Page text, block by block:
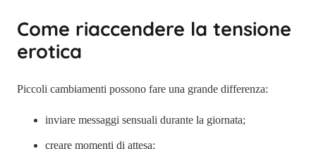
Come riaccendere la tensione
erotica
Piccoli cambiamenti possono fare una grande differenza:
inviare messaggi sensuali durante la giornata;
creare momenti di attesa;